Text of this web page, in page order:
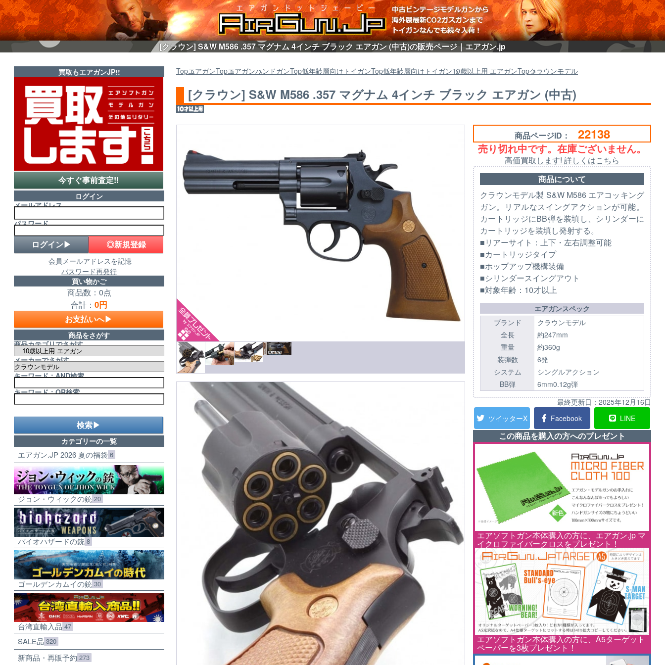
[クラウン] S&W M586 .357 マグナム 4インチ ブラック エアガン (中古)の販売ページ｜エアガン.jp
TopエアガンTopエアガンハンドガンTop低年齢層向けトイガンTop低年齢層向けトイガン10歳以上用 エアガンTopクラウンモデル
[クラウン] S&W M586 .357 マグナム 4インチ ブラック エアガン (中古)
商品ページID： 22138
売り切れ中です。在庫ございません。
高価買取します! 詳しくはこちら
商品について
クラウンモデル製 S&W M586 エアコッキング
ガン。リアルなスイングアクションが可能。
カートリッジにBB弾を装填し、シリンダーに
カートリッジを装填し発射する。
■リアーサイト：上下・左右調整可能
■カートリッジタイプ
■ホップアップ機構装備
■シリンダースイングアウト
■対象年齢：10才以上
エアガンスペック
ブランド
クラウンモデル
全長
約247mm
重量
約360g
装弾数
6発
システム
シングルアクション
BB弾
6mm0.12g弾
最終更新日： 2025年12月16日
ツイッターX
Facebook LINE
この商品を購入の方へのプレゼント
エアソフトガン本体購入の方に、エアガン.jp マ
イクロファイバークロスをプレゼント！
エアソフトガン本体購入の方に、A5ターゲット
ペーパーを3枚プレゼント！
買取もエアガンJP!!
今すぐ事前査定!!
ログイン
メールアドレス
パスワード
◎新規登録
会員メールアドレスを記憶
パスワード再発行
買い物かご
商品数：0点
合計： 0円
お支払いへ▶
商品をさがす
商品カテゴリでさがす
メーカーでさがす
キーワード：AND検索
キーワード：OR検索
検索▶
カテゴリーの一覧
エアガン.JP 2026 夏の福袋 6
ジョン・ウィックの銃 20
バイオハザードの銃 8
ゴールデンカムイの銃 30
台湾直輸入品 47
SALE品 320
新商品・再販予約 273